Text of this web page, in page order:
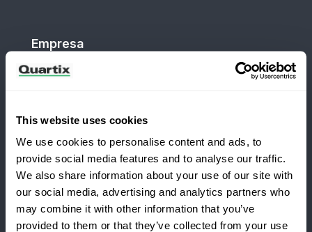
This website uses cookies
We use cookies to personalise content and ads, to
provide social media features and to analyse our traffic.
We also share information about your use of our site with
our social media, advertising and analytics partners who
may combine it with other information that you’ve
provided to them or that they’ve collected from your use
Empresa
Acerca
Clientes
Iniciar sesión
Novedades